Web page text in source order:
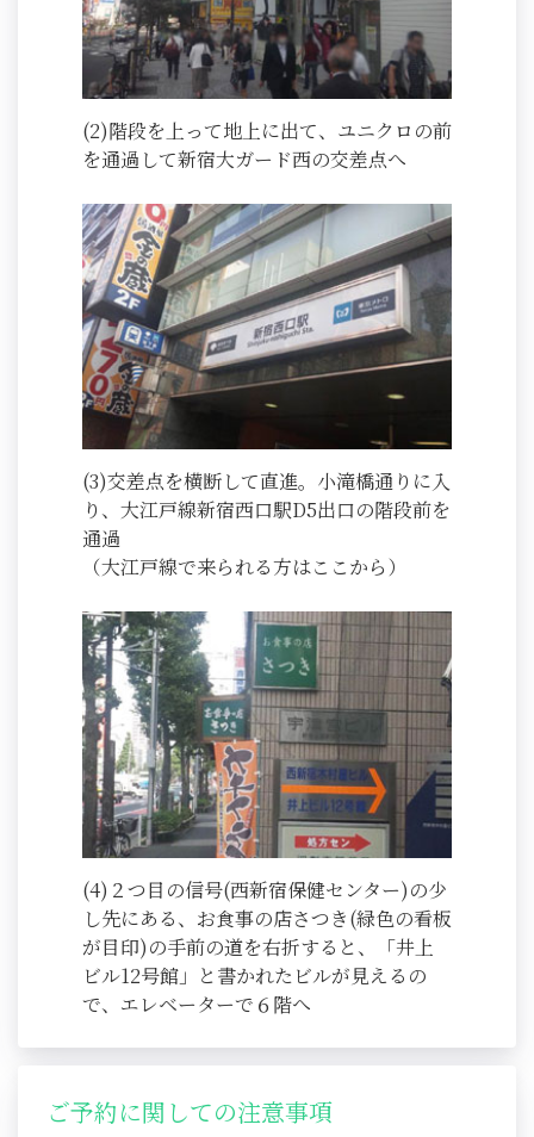
(2)階段を上って地上に出て、ユニクロの前
を通過して新宿大ガード西の交差点へ
(3)交差点を横断して直進。小滝橋通りに入
り、大江戸線新宿西口駅D5出口の階段前を
通過
（大江戸線で来られる方はここから）
(4)２つ目の信号(西新宿保健センター)の少
し先にある、お食事の店さつき(緑色の看板
が目印)の手前の道を右折すると、「井上
ビル12号館」と書かれたビルが見えるの
で、エレベーターで６階へ
ご予約に関しての注意事項